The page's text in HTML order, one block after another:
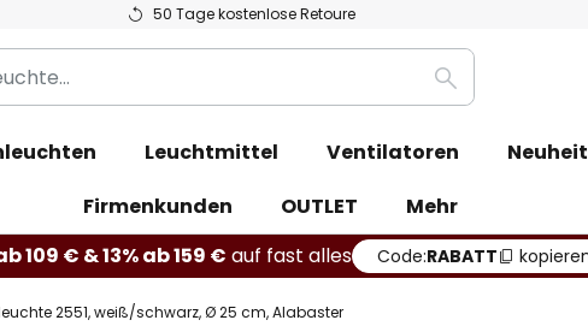
50 Tage kostenlose Retoure
Suche
Leuchtmittel Ventilatoren
Firmenkunden
OUTLET
Mehr
109 € & 13% ab 159 € auf fast alles Code:RABATT
2551, weiß/schwarz, Ø 25 cm, Alabaster